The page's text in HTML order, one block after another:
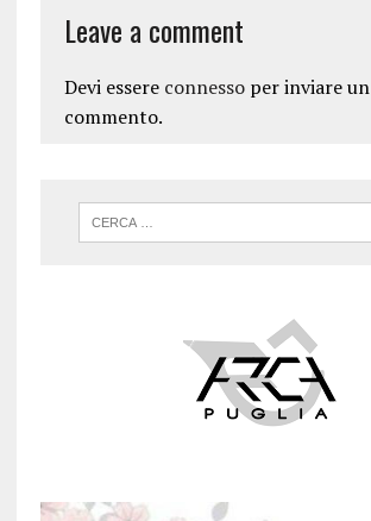
Leave a comment
Devi essere connessoper inviare un
commento.